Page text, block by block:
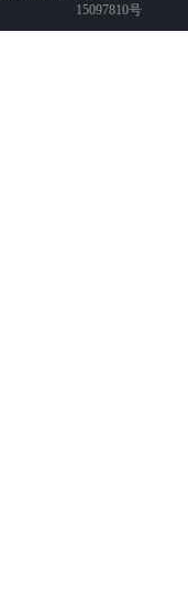
15097810号